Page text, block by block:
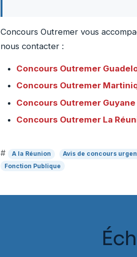
Concours Outremer vous
nous contacter :
Concours Outremer
Concours Outremer
Concours Outremer Guyane
Concours Outremer La
# A la Réunion Avis de concours
Fonction Publique